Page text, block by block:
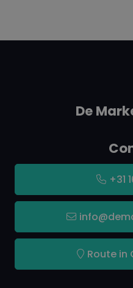
De
+31
Route in